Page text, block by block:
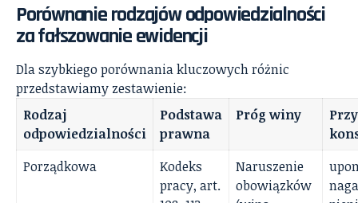
Porównanie rodzajów odpowiedzialności
za fałszowanie ewidencji
Dla szybkiego porównania kluczowych różnic
przedstawiamy zestawienie:
Rodzaj
odpowiedzialności
Podstawa
prawna
Próg winy
Porządkowa
Kodeks
pracy, art.
Naruszenie
obowiązków